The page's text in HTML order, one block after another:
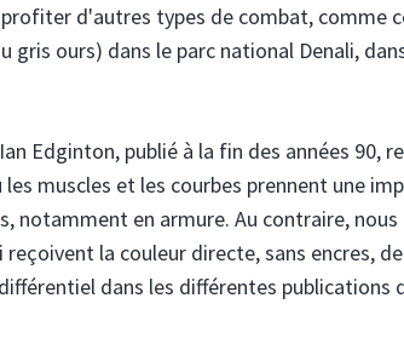
d'autres types de combat, comme
gris ours) dans le parc national Denali,
Edginton, publié à la fin des années 90,
muscles et les courbes prennent une
notamment en armure. Au contraire,
la couleur directe, sans encres,
dans les différentes publications